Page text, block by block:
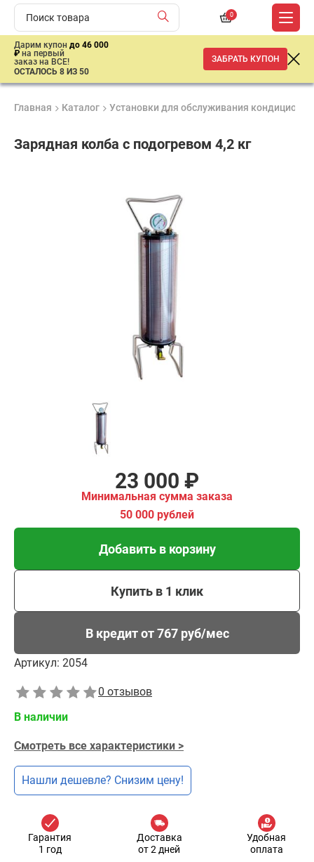
0
Дарим купон до 46 000
₽ на первый
заказ на ВСЕ!
ОСТАЛОСЬ 8 ИЗ 50
ЗАБРАТЬ КУПОН
Главная Каталог Установки для обслуживания
Зарядная колба с подогревом 4,2 кг
от 2 дней
23 000 ₽
Минимальная сумма заказа
50 000 рублей
Добавить в корзину
Купить в 1 клик
В кредит от 767 руб/мес
Артикул: 2054
0 отзывов
В наличии
Смотреть все характеристики >
Нашли дешевле? Снизим цену!
Гарантия
1 год
Доставка
от 2 дней
Удобная
оплата
Добавить в корзину
Купить в 1 клик
В кредит от 767 руб/
мес